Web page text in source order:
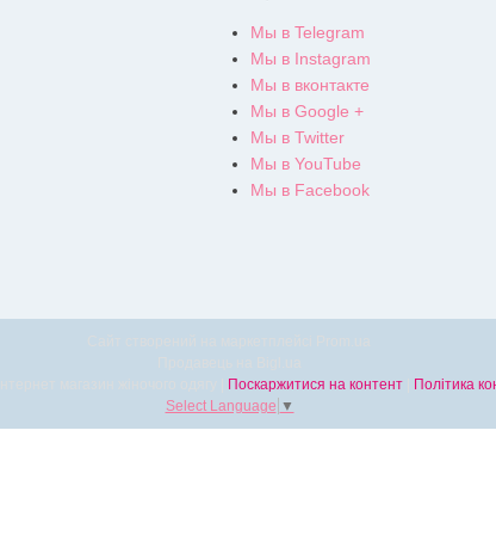
Мы в Telegram
Мы в Instagram
Мы в вконтакте
Мы в Google +
Мы в Twitter
Мы в YouTube
Мы в Facebook
Поскаржитися на контент
Політика
Select Language ▼